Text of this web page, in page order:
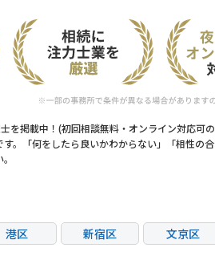
を掲載中！(初回相談無料・オンライン対応可
。「何をしたら良いかわからない」「相性の
港区 新宿区 文京区